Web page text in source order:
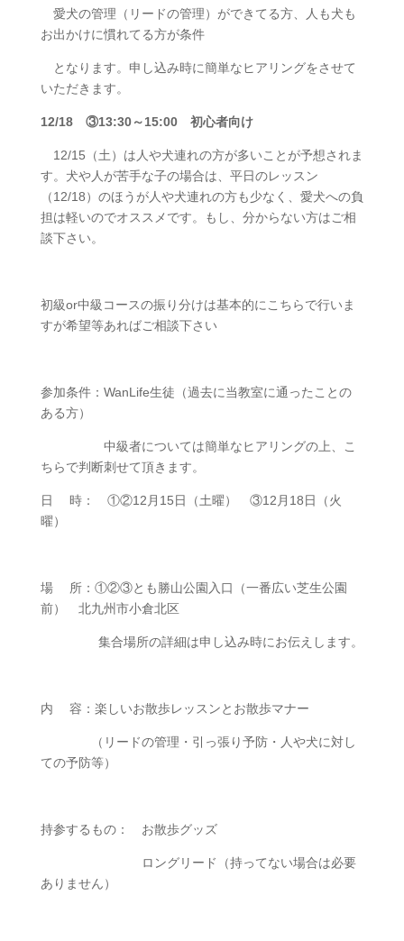
愛犬の管理（リードの管理）ができてる方、人も犬も
お出かけに慣れてる方が条件
となります。申し込み時に簡単なヒアリングをさせて
いただきます。
12/18 ③13:30～15:00 初心者向け
12/15（土）は人や犬連れの方が多いことが予想されま
す。犬や人が苦手な子の場合は、平日のレッスン
（12/18）のほうが人や犬連れの方も少なく、愛犬への負
担は軽いのでオススメです。もし、分からない方はご相
談下さい。
初級or中級コースの振り分けは基本的にこちらで行いま
すが希望等あればご相談下さい
参加条件：WanLife生徒（過去に当教室に通ったことの
ある方）
中級者については簡単なヒアリングの上、こ
ちらで判断刺せて頂きます。
日 時： ①②12月15日（土曜） ③12月18日（火
曜）
場 所：①②③とも勝山公園入口（一番広い芝生公園
前） 北九州市小倉北区
集合場所の詳細は申し込み時にお伝えします。
内 容：楽しいお散歩レッスンとお散歩マナー
（リードの管理・引っ張り予防・人や犬に対し
ての予防等）
持参するもの： お散歩グッズ
ロングリード（持ってない場合は必要
ありません）